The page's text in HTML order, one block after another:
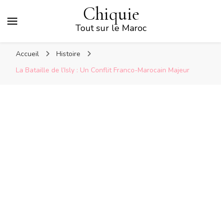
Chiquie
Tout sur le Maroc
Accueil
Histoire
La Bataille de l’Isly : Un Conflit Franco-Marocain Majeur